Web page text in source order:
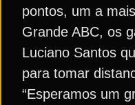
pontos, um a
Grande ABC, os
Luciano Santos
para tomar
“Esperamos um